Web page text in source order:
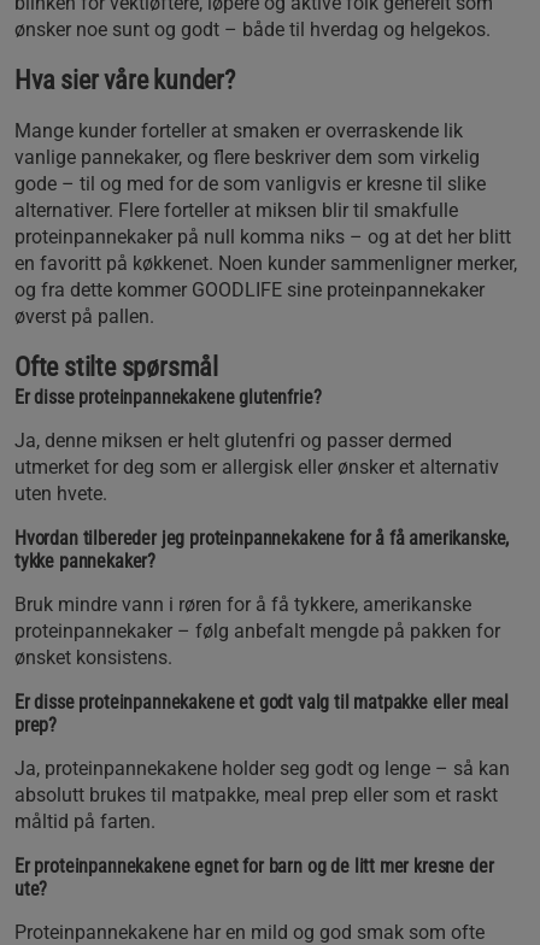
ønsker noe sunt og godt – både til hverdag og helgekos.
Hva sier våre kunder?
Mange kunder forteller at smaken er overraskende lik
vanlige pannekaker, og flere beskriver dem som virkelig
gode – til og med for de som vanligvis er kresne til slike
alternativer. Flere forteller at miksen blir til smakfulle
proteinpannekaker på null komma niks – og at det her blitt
en favoritt på køkkenet. Noen kunder sammenligner merker,
og fra dette kommer GOODLIFE sine proteinpannekaker
øverst på pallen.
Ofte stilte spørsmål
Er disse proteinpannekakene glutenfrie?
Ja, denne miksen er helt glutenfri og passer dermed
utmerket for deg som er allergisk eller ønsker et alternativ
uten hvete.
Hvordan tilbereder jeg proteinpannekakene for å få amerikanske,
tykke pannekaker?
Bruk mindre vann i røren for å få tykkere, amerikanske
proteinpannekaker – følg anbefalt mengde på pakken for
ønsket konsistens.
Er disse proteinpannekakene et godt valg til matpakke eller meal
prep?
Ja, proteinpannekakene holder seg godt og lenge – så kan
absolutt brukes til matpakke, meal prep eller som et raskt
måltid på farten.
Er proteinpannekakene egnet for barn og de litt mer kresne der
ute?
Proteinpannekakene har en mild og god smak som ofte